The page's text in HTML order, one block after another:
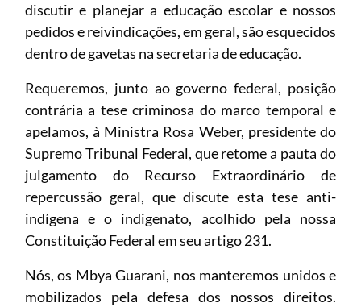
discutir e planejar a educação escolar e nossos
pedidos e reivindicações, em geral, são esquecidos
dentro de gavetas na secretaria de educação.
Requeremos, junto ao governo federal, posição
contrária a tese criminosa do marco temporal e
apelamos, à Ministra Rosa Weber, presidente do
Supremo Tribunal Federal, que retome a pauta do
julgamento do Recurso Extraordinário de
repercussão geral, que discute esta tese anti-
indígena e o indigenato, acolhido pela nossa
Constituição Federal em seu artigo 231.
Nós, os Mbya Guarani, nos manteremos unidos e
mobilizados pela defesa dos nossos direitos.